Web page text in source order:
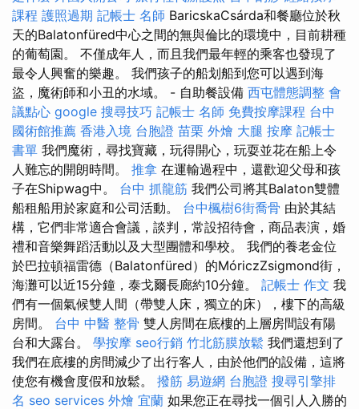
課程 護照過期 記帳士 名師 BaricskaCsárda和餐廳位於秋
天的Balatonfüred中心之間的無與倫比的環境中，目前耕種
的葡萄園。 不僅成年人，而且我們最年輕的乘客也發現了
最令人興奮的樂趣。 我們孩子的船划船到您可以遇到海
盜，魔術師和小丑的水域。 - 自助餐設備 西屯體態調整 會
議點心 google 搜尋技巧 記帳士 名師 免費按摩課程 台中
國術館推薦 香港入境 台胞證 苗栗 外燴 大腿 按摩 記帳士
書單 我們魔術，尋找寶藏，玩得開心，玩耍並花在船上令
人難忘的開朗時間。 推拿 在運輸過程中，還歡迎父母和孩
子在Shipwag中。 台中 抓龍筋 我們公司將其Balaton雙體
船租船用於家庭和公司活動。 台中楓樹6街喬骨 由於其結
構，它們非常適合會議，談判，常設招待會，商品表演，婚
禮和音樂舞蹈活動以及大型團體和學校。 我們的養老金位
於巴拉頓福雷德（Balatonfüred）的MóriczZsigmond街，
海灘可以近15分鐘，泰戈爾長廊約10分鐘。 記帳士 作文 我
們有一個氣候雙人間（帶雙人床，獨立的床），樓下的高級
房間。 台中 中醫 整骨 雙人房間在底樓的上層房間設有陽
台和大露台。 學按摩 seo行銷 竹北筋膜放鬆 我們還想到了
我們在底樓的房間減少了出行客人，由於他們的設備，這將
使您有機會度假和放鬆。 撥筋 易遊網 台胞證 搜尋引擎排
名 seo services 外燴 宜蘭 如果您正在尋找一個引人入勝的